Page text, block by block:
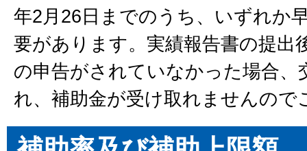
年2月26日までのうち、いずれか
要があります。実績報告書の提出
の申告がされていなかった場合、
れ、補助金が受け取れませんので